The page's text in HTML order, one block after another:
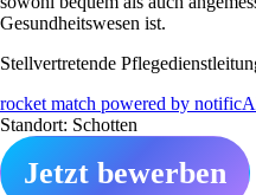
Gesundheitswesen ist.
Stellvertretende
rocket match powered by
Standort: Schotten
Jetzt bewerben